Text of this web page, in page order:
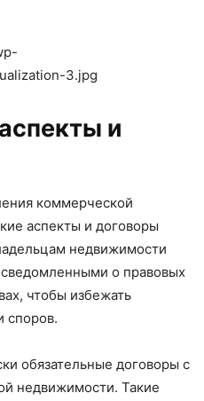
3.jpg
и
коммерческой
аспекты и договоры
недвижимости
о правовых
чтобы избежать
споров.
обязательные договоры с
недвижимости. Такие